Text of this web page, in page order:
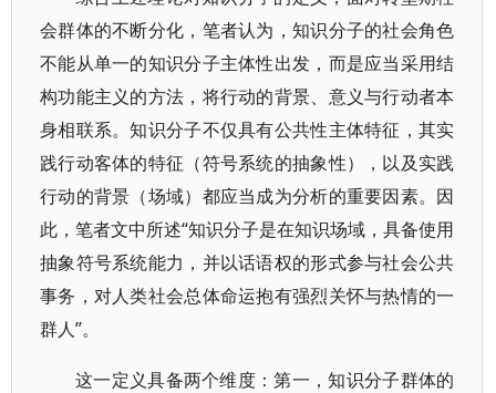
会群体的不断分化，笔者认为，知识分子的社会角色
不能从单一的知识分子主体性出发，而是应当采用结
构功能主义的方法，将行动的背景、意义与行动者本
身相联系。知识分子不仅具有公共性主体特征，其实
践行动客体的特征（符号系统的抽象性），以及实践
行动的背景（场域）都应当成为分析的重要因素。因
此，笔者文中所述“知识分子是在知识场域，具备使用
抽象符号系统能力，并以话语权的形式参与社会公共
事务，对人类社会总体命运抱有强烈关怀与热情的一
群人”。
这一定义具备两个维度：第一，知识分子群体的